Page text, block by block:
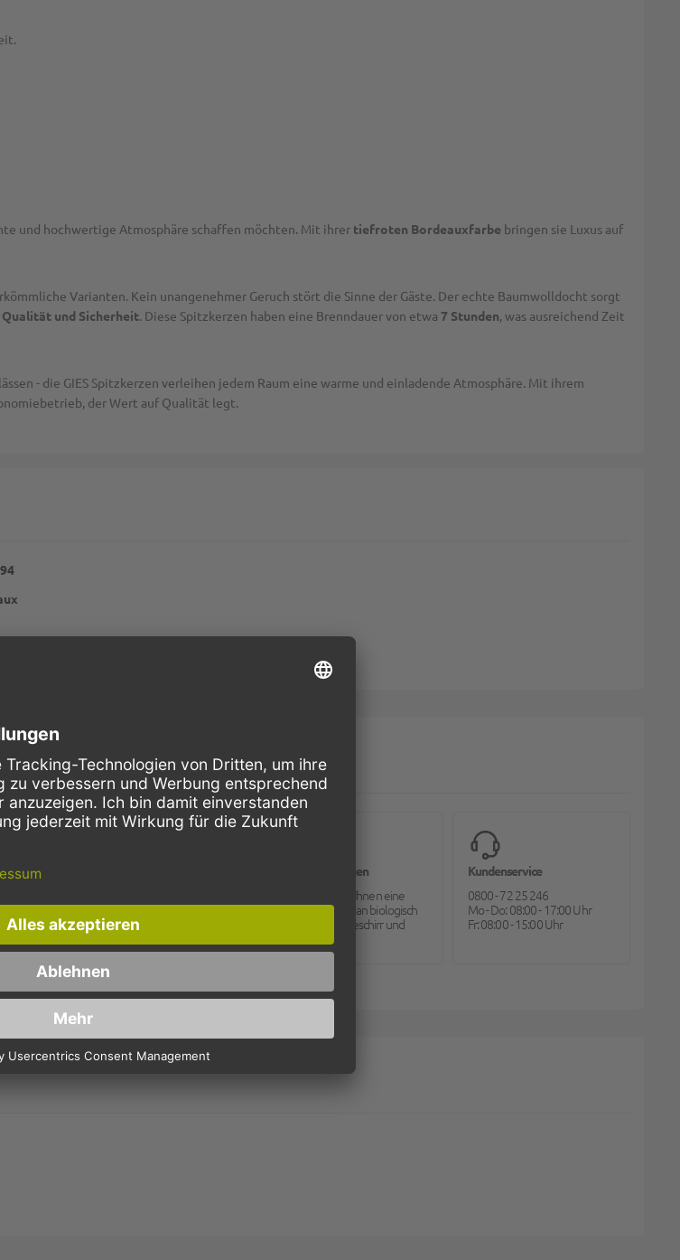
und hochwertige Atmosphäre schaffen möchten. Mit ihrer tiefroten Bordeauxfarbe bringen sie Luxus auf
Varianten. Kein unangenehmer Geruch stört die Sinne der Gäste. Der echte Baumwolldocht sorgt
und Sicherheit. Diese Spitzkerzen haben eine Brenndauer von etwa 7 Stunden, was ausreichend Zeit
- die GIES Spitzkerzen verleihen jedem Raum eine warme und einladende Atmosphäre. Mit ihrem
der Wert auf Qualität legt.
noch am
Bestellungen ab 150,- Euro
Netto-Warenwert.
Bioverpackungen
Pack2go bietet Ihnen eine
große Auswahl an biologisch
abbaubarem Geschirr und
Kundenservice
0800 - 72 25 246
Mo - Do: 08:00 - 17:00 Uhr
Fr: 08:00 - 15:00 Uhr